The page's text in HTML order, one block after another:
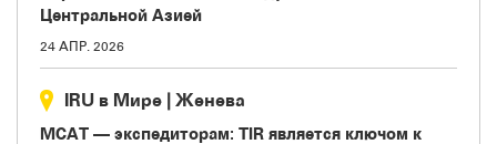
Центральной Азией
24 АПР. 2026
IRU в Мире | Женева
МСАТ — экспедиторам: TIR является ключом к